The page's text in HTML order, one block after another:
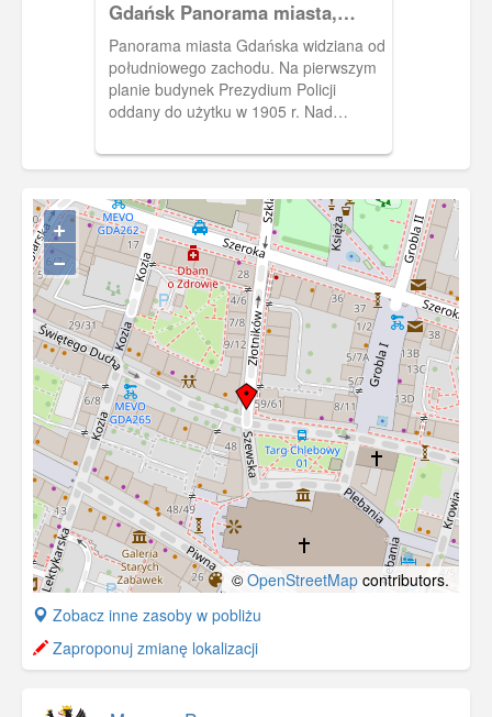
Gdańsk Panorama miasta,
Danzig Totalansicht
Panorama miasta Gdańska widziana od
południowego zachodu. Na pierwszym
planie budynek Prezydium Policji
oddany do użytku w 1905 r. Nad
sylwetka średniowiecznego kościoła
stronie widoczna wieża kościoła św.
Jana, zaś po prawej - Ratusza
Głównego Miasta. Widoczna również
kopuła Wielkiej Synagogi, wychodząca
zza Prezydium Policji.
+
−
© OpenStreetMap contributors.
+
−
Zobacz inne zasoby w pobliżu
Zaproponuj zmianę lokalizacji